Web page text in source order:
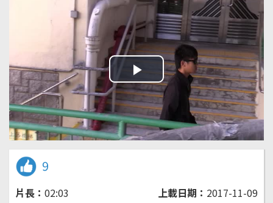
Play
Video
9
片長： 02:03 上載日期： 2017-11-09